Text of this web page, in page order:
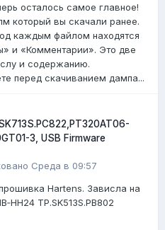
осталось самое главное!
который вы скачали ранее.
каждым файлом находятся
и «Комментарии». Это две
и содержанию.
перед скачиванием дампа...
3, USB Firmware
Среда в 09:57
Hartens. Зависла на
TP.SK513S.PB802